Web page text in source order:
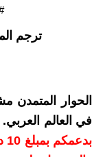
ترجم
الحوار المتمدن
في العالم